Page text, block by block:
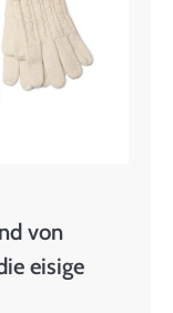
von
eisige